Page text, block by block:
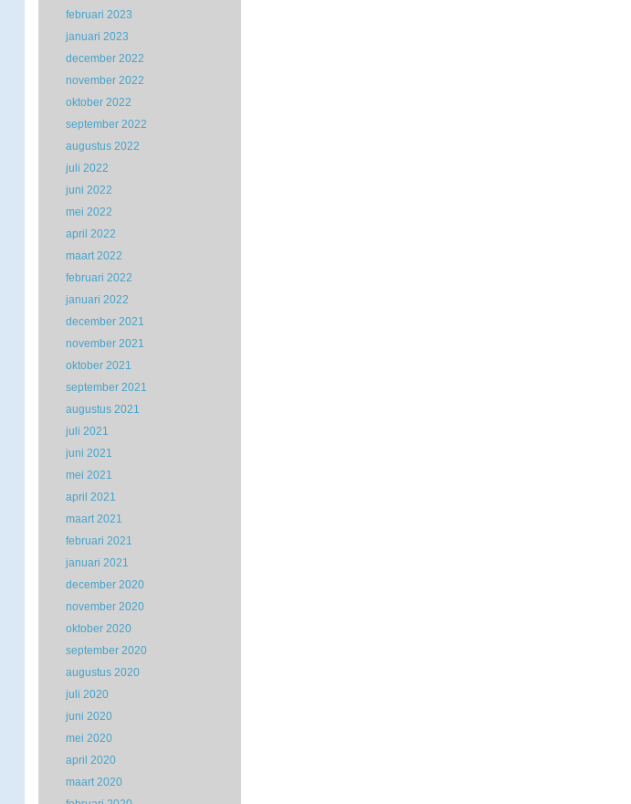
februari 2023
januari 2023
december 2022
november 2022
oktober 2022
september 2022
augustus 2022
juli 2022
juni 2022
mei 2022
april 2022
maart 2022
februari 2022
januari 2022
december 2021
november 2021
oktober 2021
september 2021
augustus 2021
juli 2021
juni 2021
mei 2021
april 2021
maart 2021
februari 2021
januari 2021
december 2020
november 2020
oktober 2020
september 2020
augustus 2020
juli 2020
juni 2020
mei 2020
april 2020
maart 2020